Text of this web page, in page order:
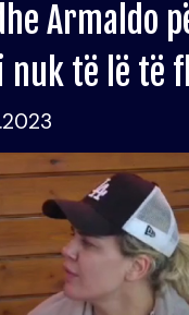
Armaldo
nuk të lë të